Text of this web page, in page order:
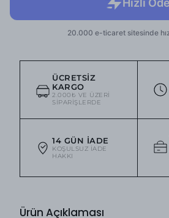
ÜCRETSIZ
KARGO
2.000₺ VE ÜZERI
SIPARIŞLERDE
14 GÜN İADE
KOŞULSUZ IADE
HAKKI
Ürün Açıklaması